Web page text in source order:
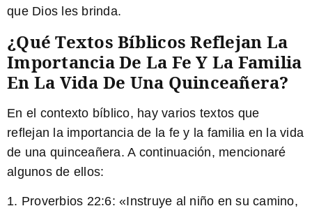
que Dios les brinda.
¿Qué Textos Bíblicos Reflejan La
Importancia De La Fe Y La Familia
En La Vida De Una Quinceañera?
En el contexto bíblico, hay varios textos que
reflejan la importancia de la fe y la familia en la vida
de una quinceañera. A continuación, mencionaré
algunos de ellos:
1. Proverbios 22:6: «Instruye al niño en su camino,